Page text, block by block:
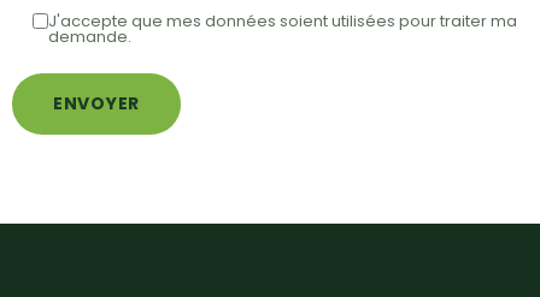
J'accepte que mes données soient utilisées pour traiter ma
demande.